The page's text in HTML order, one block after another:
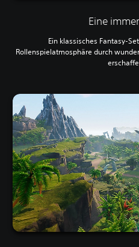
Eine
Ein klassisches Fantasy-
Rollenspielatmosphäre durch